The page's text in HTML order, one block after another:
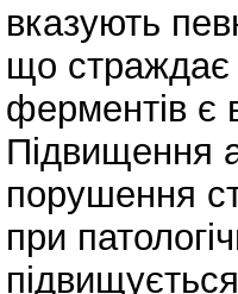
вказують
що страждає
ферментів є
Підвищення
порушення
при